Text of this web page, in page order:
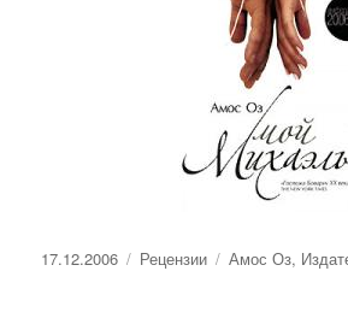
Опубликовано
17.12.2006 Рубрики
Рецензии Метки
Амос Оз,